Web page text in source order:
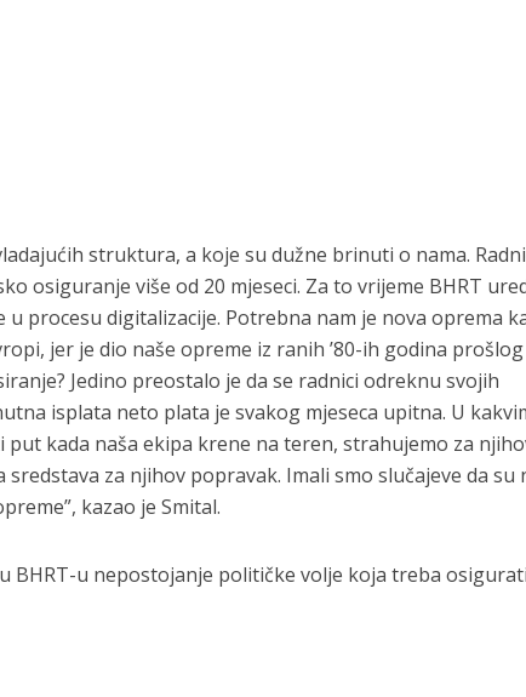
struktura, a koje su dužne brinuti o nama.
osiguranje više od 20 mjeseci. Za to vrijeme BHRT
procesu digitalizacije. Potrebna nam je nova oprema
jer je dio naše opreme iz ranih ’80-ih godina prošlog
Jedino preostalo je da se radnici odreknu svojih
isplata neto plata je svakog mjeseca upitna. U
kada naša ekipa krene na teren, strahujemo za
za njihov popravak. Imali smo slučajeve da su
kazao je Smital.
BHRT-u nepostojanje političke volje koja treba osigurati